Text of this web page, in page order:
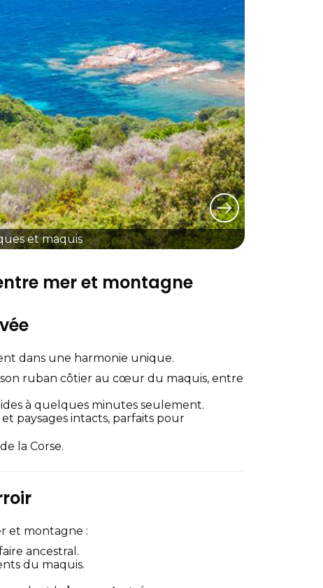
et maquis
mer et montagne
dans une harmonie unique.
ruban côtier au cœur du maquis, entre
à quelques minutes seulement.
paysages intacts, parfaits pour
la Corse.
et montagne :
ancestral.
du maquis.